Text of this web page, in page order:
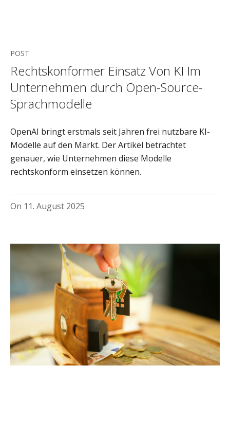
POST
Rechtskonformer Einsatz Von KI Im
Unternehmen durch Open-Source-
Sprachmodelle
OpenAI bringt erstmals seit Jahren frei nutzbare KI-
Modelle auf den Markt. Der Artikel betrachtet
genauer, wie Unternehmen diese Modelle
rechtskonform einsetzen können.
On 11. August 2025